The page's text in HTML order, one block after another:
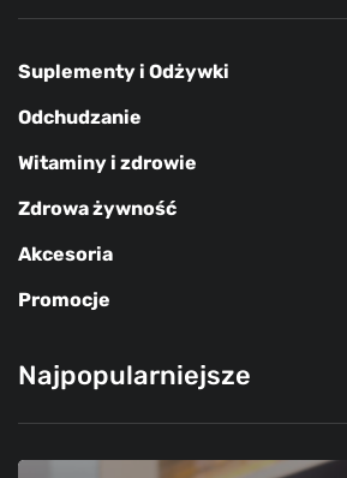
Suplementy i Odżywki
Odchudzanie
Witaminy i zdrowie
Zdrowa żywność
Akcesoria
Promocje
Najpopularniejsze